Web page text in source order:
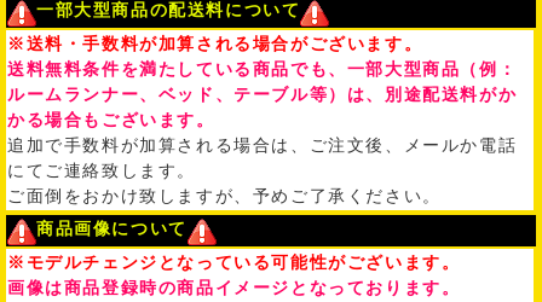
一部大型商品の配送料について
※送料・手数料が加算される場合がございます。
送料無料条件を満たしている商品でも、一部大型商品（例：
ルームランナー、ベッド、テーブル等）は、別途配送料がか
かる場合もございます。
追加で手数料が加算される場合は、ご注文後、メールか電話
にてご連絡致します。
ご面倒をおかけ致しますが、予めご了承ください。
商品画像について
※モデルチェンジとなっている可能性がございます。
画像は商品登録時の商品イメージとなっております。